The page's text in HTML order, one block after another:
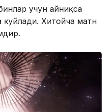
учун айниқса
куйлади. Хитойча матн